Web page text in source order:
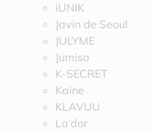
iUNIK
Javin de Seoul
JULYME
Jumiso
K-SECRET
Kaine
KLAVUU
La’dor